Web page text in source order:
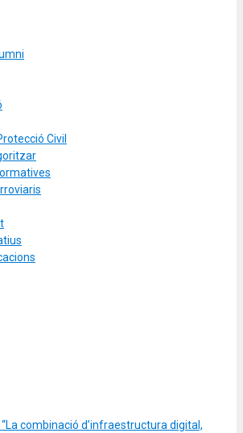
Civil
“La combinació d’infraestructura digital,